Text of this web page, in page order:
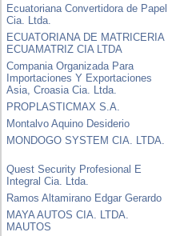
Ecuatoriana Convertidora de Papel
Cia. Ltda.
ECUATORIANA DE MATRICERIA
ECUAMATRIZ CIA LTDA
Compania Organizada Para
Importaciones Y Exportaciones
Asia, Croasia Cia. Ltda.
PROPLASTICMAX S.A.
Montalvo Aquino Desiderio
MONDOGO SYSTEM CIA. LTDA.
Quest Security Profesional E
Integral Cia. Ltda.
Ramos Altamirano Edgar Gerardo
MAYA AUTOS CIA. LTDA.
MAUTOS